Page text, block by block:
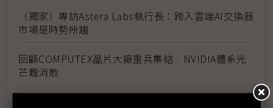
（獨家）專訪Astera Labs執行長：跨入雲端AI交換器
市場是時勢所趨
回顧COMPUTEX晶片大廠重兵集結 NVIDIA體系光
芒難消散